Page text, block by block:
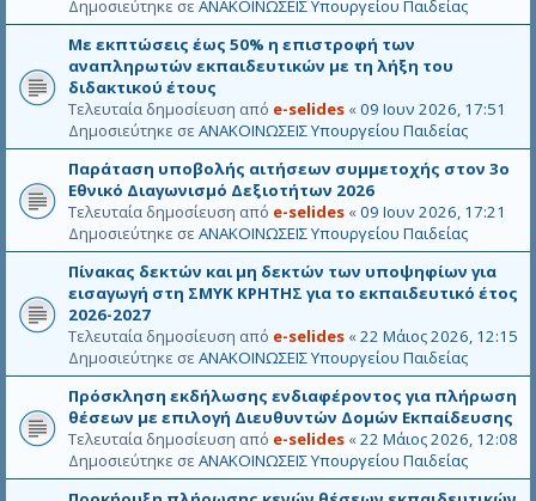
Δημοσιεύτηκε σε ΑΝΑΚΟΙΝΩΣΕΙΣ Υπουργείου Παιδείας
Με εκπτώσεις έως 50% η επιστροφή των
αναπληρωτών εκπαιδευτικών με τη λήξη του
διδακτικού έτους
Τελευταία δημοσίευση από e-selides «09 Ιουν 2026, 17:51
Δημοσιεύτηκε σε ΑΝΑΚΟΙΝΩΣΕΙΣ Υπουργείου Παιδείας
Παράταση υποβολής αιτήσεων συμμετοχής στον 3ο
Εθνικό Διαγωνισμό Δεξιοτήτων 2026
Τελευταία δημοσίευση από e-selides «09 Ιουν 2026, 17:21
Δημοσιεύτηκε σε ΑΝΑΚΟΙΝΩΣΕΙΣ Υπουργείου Παιδείας
Πίνακας δεκτών και μη δεκτών των υποψηφίων για
εισαγωγή στη ΣΜΥΚ ΚΡΗΤΗΣ για το εκπαιδευτικό έτος
2026-2027
Τελευταία δημοσίευση από e-selides «22 Μάιος 2026, 12:15
Δημοσιεύτηκε σε ΑΝΑΚΟΙΝΩΣΕΙΣ Υπουργείου Παιδείας
Πρόσκληση εκδήλωσης ενδιαφέροντος για πλήρωση
θέσεων με επιλογή Διευθυντών Δομών Εκπαίδευσης
Τελευταία δημοσίευση από e-selides «22 Μάιος 2026, 12:08
Δημοσιεύτηκε σε ΑΝΑΚΟΙΝΩΣΕΙΣ Υπουργείου Παιδείας